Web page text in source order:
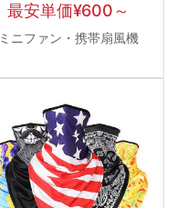
最安単価¥600～
ミニファン・携帯扇風機